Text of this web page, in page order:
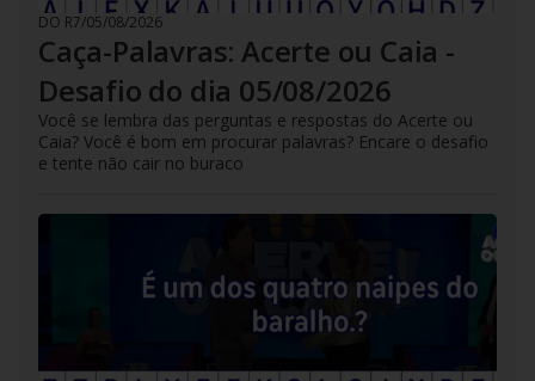
DO R7/05/08/2026
Caça-Palavras: Acerte ou Caia -
Desafio do dia 05/08/2026
Você se lembra das perguntas e respostas do Acerte ou
Caia? Você é bom em procurar palavras? Encare o desafio
e tente não cair no buraco